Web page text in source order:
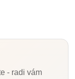
- radi vám